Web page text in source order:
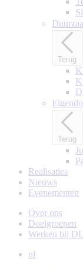
Terug
Terug
Realisaties
Nieuws
Evenementen
Over ons
Doelgroepen
Werken bij
nl